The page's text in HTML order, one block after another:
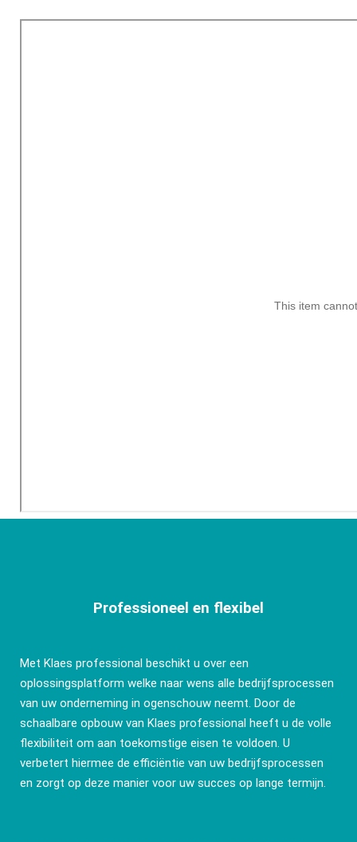
Professioneel en flexibel
Met Klaes professional beschikt u over een
oplossingsplatform welke naar wens alle bedrijfsprocessen
van uw onderneming in ogenschouw neemt. Door de
schaalbare opbouw van Klaes professional heeft u de volle
flexibiliteit om aan toekomstige eisen te voldoen. U
verbetert hiermee de efficiëntie van uw bedrijfsprocessen
en zorgt op deze manier voor uw succes op lange termijn.